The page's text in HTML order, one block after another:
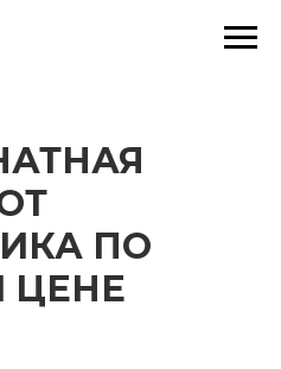
ПО
ЦЕНЕ